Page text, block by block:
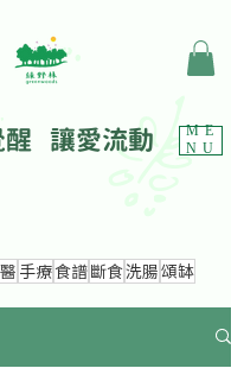
ME
NU
醒 讓愛流動
手療食譜斷食洗腸頌缽